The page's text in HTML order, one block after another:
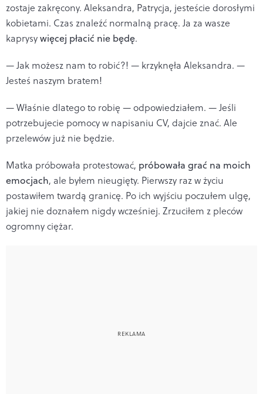
zostaje zakręcony. Aleksandra, Patrycja, jesteście dorosłymi
kobietami. Czas znaleźć normalną pracę. Ja za wasze
kaprysywięcej płacić nie będę.
— Jak możesz nam to robić?! — krzyknęła Aleksandra. —
Jesteś naszym bratem!
— Właśnie dlatego to robię — odpowiedziałem. — Jeśli
potrzebujecie pomocy w napisaniu CV, dajcie znać. Ale
przelewów już nie będzie.
Matka próbowała protestować, próbowała grać na moich
emocjach, ale byłem nieugięty. Pierwszy raz w życiu
postawiłem twardą granicę. Po ich wyjściu poczułem ulgę,
jakiej nie doznałem nigdy wcześniej. Zrzuciłem z pleców
ogromny ciężar.